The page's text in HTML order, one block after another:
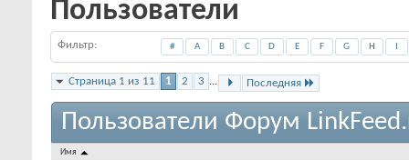
Пользователи
Фильтр # A B C D E F G H
Страница 1 из 11 1 2 3 ... Последняя
Пользователи Форум
Имя